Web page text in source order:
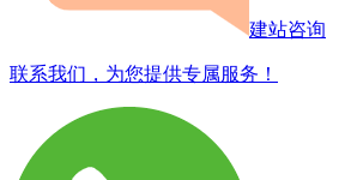
建站咨询
联系我们，为您提供专属服务！